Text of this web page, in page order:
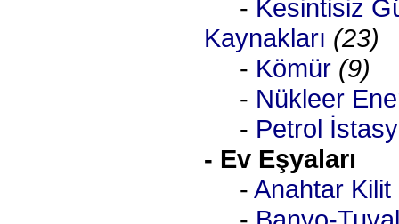
- Kesintisiz
Kaynakları (23)
- Kömür (9)
- Nükleer
- Petrol
- Ev Eşyaları
- Anahtar Kilit